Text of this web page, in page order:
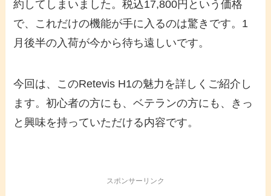
約してしまいました。税込17,800円という価格
で、これだけの機能が手に入るのは驚きです。1
月後半の入荷が今から待ち遠しいです。
今回は、このRetevis H1の魅力を詳しくご紹介し
ます。初心者の方にも、ベテランの方にも、きっ
と興味を持っていただける内容です。
スポンサーリンク